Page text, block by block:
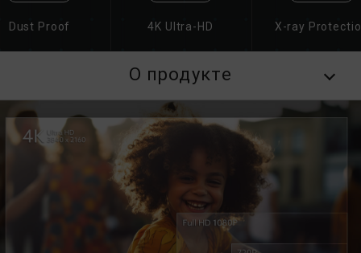
Dust Proof 4K Ultra-HD X-ray
О продукте